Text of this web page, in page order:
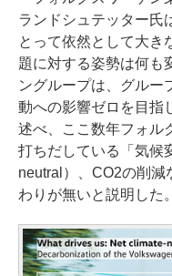
ランドシュテッター氏
とって依然として大き
題に対する姿勢は何も
ングループは、グルー
動への影響ゼロを目指
述べ、ここ数年フォル
打ちだしている「気候
neutral）、CO2の削減
わりが無いと説明した。